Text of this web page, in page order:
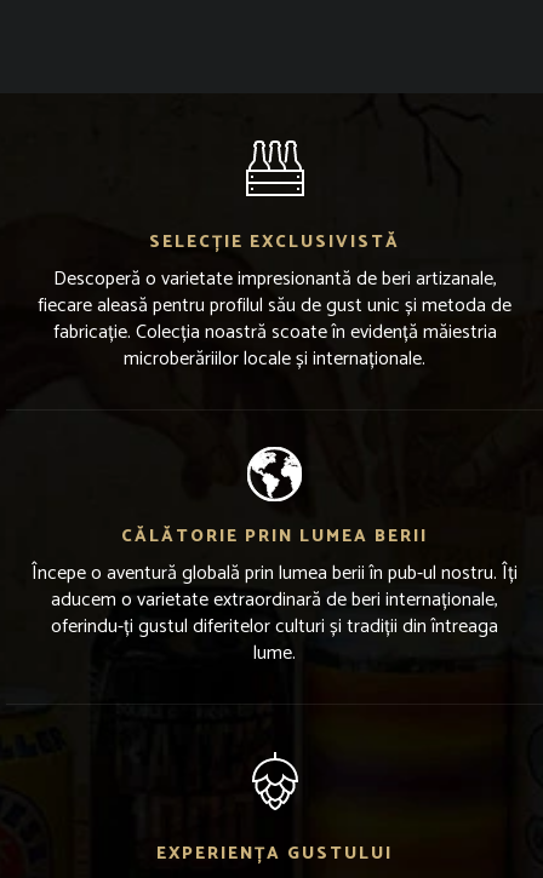
SELECȚIE EXCLUSIVISTĂ
Descoperă o varietate impresionantă de beri artizanale,
fiecare aleasă pentru profilul său de gust unic și metoda de
fabricație. Colecția noastră scoate în evidență măiestria
microberăriilor locale și internaționale.
CĂLĂTORIE PRIN LUMEA BERII
Începe o aventură globală prin lumea berii în pub-ul nostru. Îți
aducem o varietate extraordinară de beri internaționale,
oferindu-ți gustul diferitelor culturi și tradiții din întreaga
lume.
EXPERIENȚA GUSTULUI